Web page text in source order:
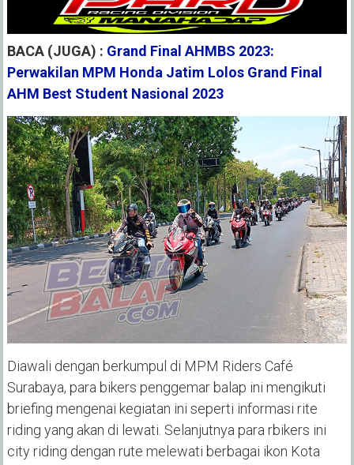
BACA (JUGA) : Grand Final AHMBS 2023:
Perwakilan MPM Honda Jatim Lolos Grand Final
AHM Best Student Nasional 2023
Diawali dengan berkumpul di MPM Riders Café
Surabaya, para bikers penggemar balap ini mengikuti
briefing mengenai kegiatan ini seperti informasi rite
riding yang akan di lewati. Selanjutnya para rbikers ini
city riding dengan rute melewati berbagai ikon Kota